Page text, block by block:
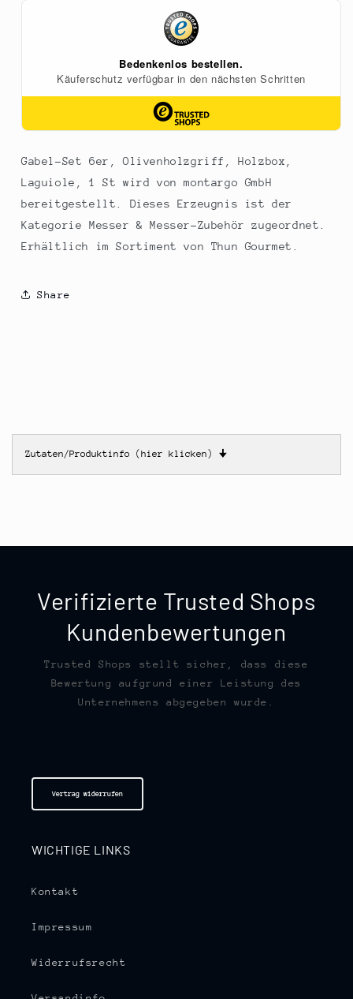
Olivenholzgriff,
Holzbox,
Laguiole,
1
St
Gabel-Set 6er, Olivenholzgriff, Holzbox,
Laguiole, 1 St wird von montargo GmbH
bereitgestellt. Dieses Erzeugnis ist der
Kategorie Messer & Messer-Zubehör zugeordnet.
Erhältlich im Sortiment von Thun Gourmet.
Share
Zutaten/Produktinfo (hier klicken) 🠋
Verifizierte Trusted Shops
Kundenbewertungen
Trusted Shops stellt sicher, dass diese
Bewertung aufgrund einer Leistung des
Unternehmens abgegeben wurde.
Vertrag widerrufen
WICHTIGE LINKS
Kontakt
Impressum
Widerrufsrecht